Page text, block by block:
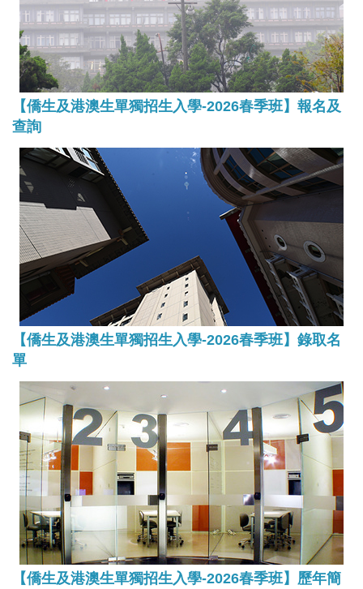
【僑生及港澳生單獨招生入學-2026春季班】報名及
查詢
【僑生及港澳生單獨招生入學-2026春季班】錄取名
單
【僑生及港澳生單獨招生入學-2026春季班】歷年簡